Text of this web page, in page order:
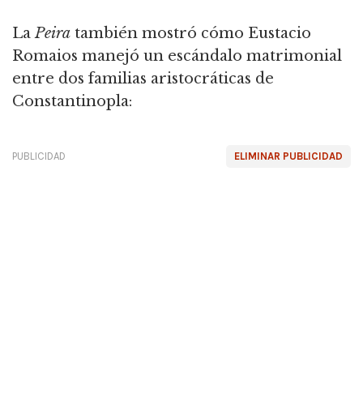
LaPeira también mostró cómo Eustacio
Romaios manejó un escándalo matrimonial
entre dos familias aristocráticas de
Constantinopla:
ELIMINAR PUBLICIDAD
PUBLICIDAD